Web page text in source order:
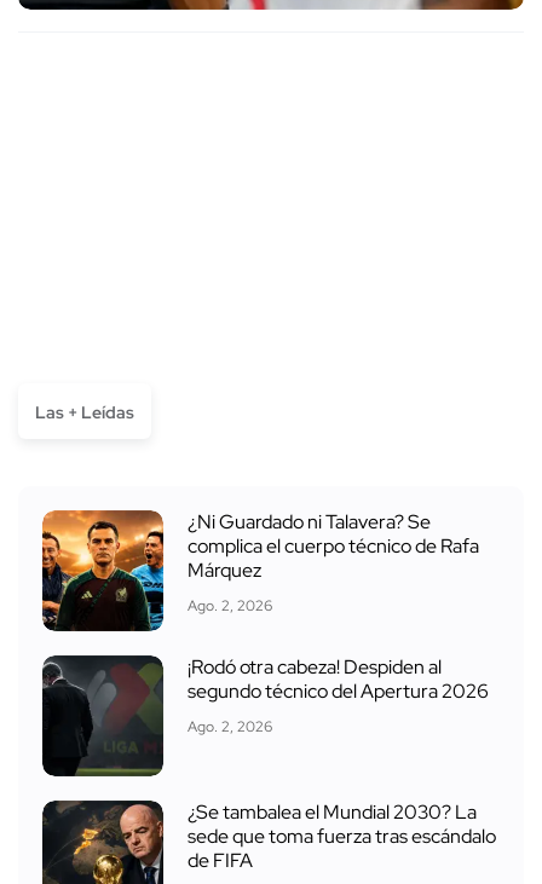
Las + Leídas
¿Ni Guardado ni Talavera? Se
complica el cuerpo técnico de Rafa
Márquez
Ago. 2, 2026
¡Rodó otra cabeza! Despiden al
segundo técnico del Apertura 2026
Ago. 2, 2026
¿Se tambalea el Mundial 2030? La
sede que toma fuerza tras escándalo
de FIFA